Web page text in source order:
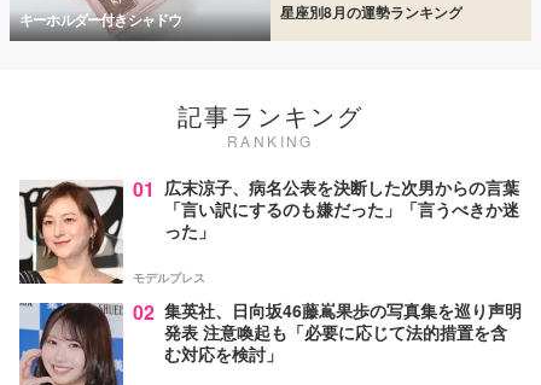
キーホルダー付きシャドウ 星座別8月の運勢ランキング
記事ランキング
RANKING
01 広末涼子、病名公表を決断した次男からの言葉
「言い訳にするのも嫌だった」「言うべきか迷
った」
モデルプレス
02 集英社、日向坂46藤嶌果歩の写真集を巡り声明
発表 注意喚起も「必要に応じて法的措置を含
む対応を検討」